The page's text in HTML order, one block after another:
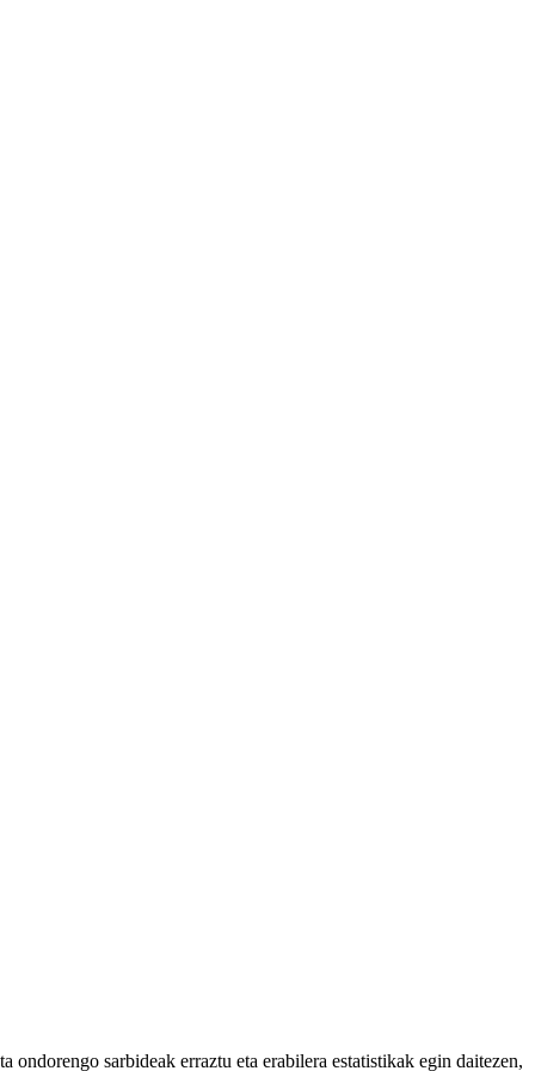
sarbideak erraztu eta erabilera estatistikak egin daitezen,